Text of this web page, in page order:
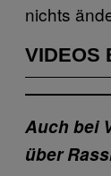
nichts
VIDEOS
Auch bei
über